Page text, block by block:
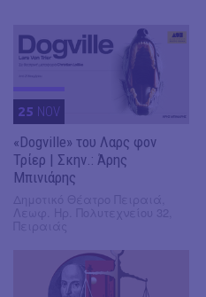
25 NOV
«Dogville» του Λαρς φον
Τρίερ | Σκην.: Άρης
Μπινιάρης